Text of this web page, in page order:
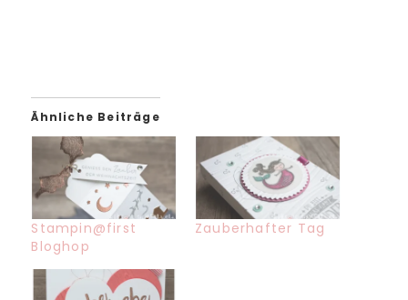
Ähnliche Beiträge
Stampin@first
Bloghop
Zauberhafter Tag